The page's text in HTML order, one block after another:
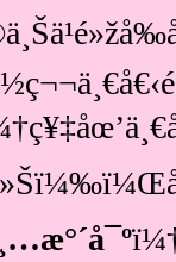
ç¥‡åœ’